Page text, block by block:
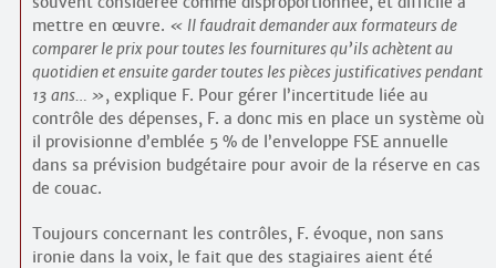
mettre en œuvre.
Il faudrait demander aux formateurs de
comparer le prix pour toutes les fournitures qu’ils achètent au
quotidien et ensuite garder toutes les pièces justificatives pendant
13 ans…
, explique F. Pour gérer l’incertitude liée au
contrôle des dépenses, F. a donc mis en place un système où
il provisionne d’emblée 5 % de l’enveloppe FSE annuelle
dans sa prévision budgétaire pour avoir de la réserve en cas
de couac.
Toujours concernant les contrôles, F. évoque, non sans
ironie dans la voix, le fait que des stagiaires aient été